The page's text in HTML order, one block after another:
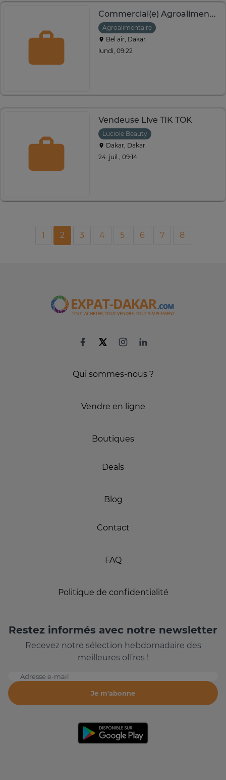
Commercial(e) Agroalimentaire
Agroalimentaire
Bel air, Dakar
lundi, 09:22
Vendeuse Live TIK TOK
Luciole Beauty
Dakar, Dakar
24. juil., 09:14
1 2 3 4 5 6 7 8
Qui sommes-nous ?
Vendre en ligne
Boutiques
Deals
Blog
Contact
FAQ
Politique de confidentialité
Restez informés avec notre newsletter
Recevez notre sélection hebdomadaire des
meilleures offres !
Adresse e-mail
Je m'abonne